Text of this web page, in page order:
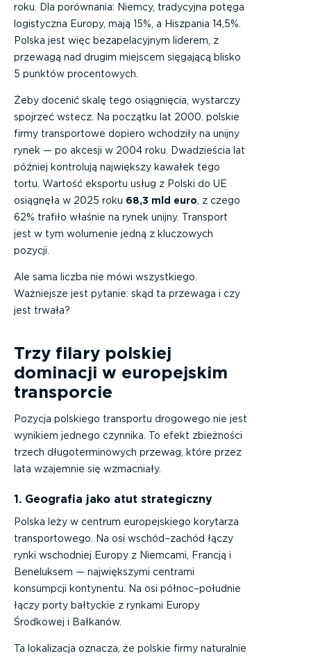
roku. Dla porównania: Niemcy, tradycyjna potęga
logistyczna Europy, mają 15%, a Hiszpania 14,5%.
Polska jest więc bezapelacyjnym liderem, z
przewagą nad drugim miejscem sięgającą blisko
5 punktów procentowych.
Żeby docenić skalę tego osiągnięcia, wystarczy
spojrzeć wstecz. Na początku lat 2000. polskie
firmy transportowe dopiero wchodziły na unijny
rynek — po akcesji w 2004 roku. Dwadzieścia lat
później kontrolują największy kawałek tego
tortu. Wartość eksportu usług z Polski do UE
osiągnęła w 2025 roku 68,3 mld euro , z czego
62% trafiło właśnie na rynek unijny. Transport
jest w tym wolumenie jedną z kluczowych
pozycji.
Ale sama liczba nie mówi wszystkiego.
Ważniejsze jest pytanie: skąd ta przewaga i czy
jest trwała?
Trzy filary polskiej
dominacji w europejskim
transporcie
Pozycja polskiego transportu drogowego nie jest
wynikiem jednego czynnika. To efekt zbieżności
trzech długoterminowych przewag, które przez
lata wzajemnie się wzmacniały.
1. Geografia jako atut strategiczny
Polska leży w centrum europejskiego korytarza
transportowego. Na osi wschód–zachód łączy
rynki wschodniej Europy z Niemcami, Francją i
Beneluksem — największymi centrami
konsumpcji kontynentu. Na osi północ–południe
łączy porty bałtyckie z rynkami Europy
Środkowej i Bałkanów.
Ta lokalizacja oznacza, że polskie firmy naturalnie